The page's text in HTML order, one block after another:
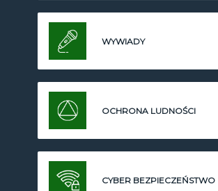
WYWIADY
OCHRONA LUDNOŚCI
CYBER BEZPIECZEŃSTWO